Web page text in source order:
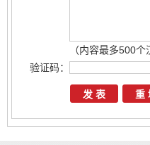
（内容最多500个
验证码：